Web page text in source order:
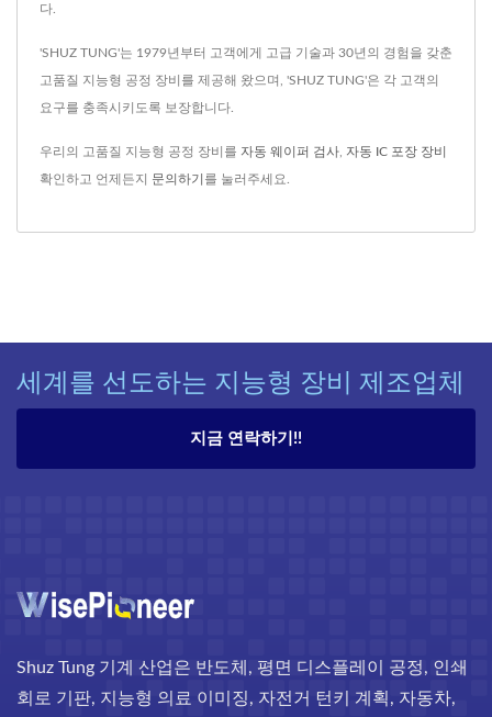
다.
'SHUZ TUNG'는 1979년부터 고객에게 고급 기술과 30년의 경험을 갖춘
고품질 지능형 공정 장비를 제공해 왔으며, 'SHUZ TUNG'은 각 고객의
요구를 충족시키도록 보장합니다.
우리의 고품질 지능형 공정 장비를 자동 웨이퍼 검사, 자동 IC 포장 장비
확인하고 언제든지 문의하기 를 눌러주세요.
세계를 선도하는 지능형 장비 제조업체
지금 연락하기!!
Shuz Tung 기계 산업은 반도체, 평면 디스플레이 공정, 인쇄
회로 기판, 지능형 의료 이미징, 자전거 턴키 계획, 자동차,